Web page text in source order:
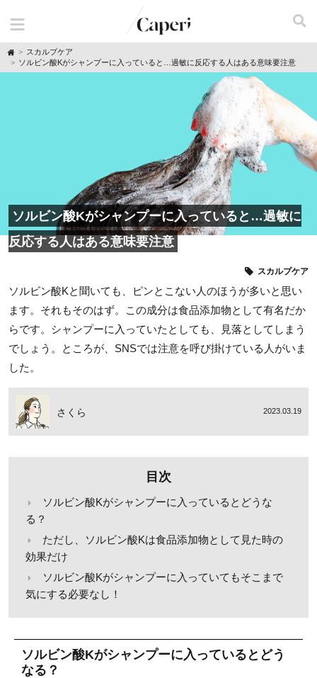
H
o
m
スカルプケア
ソルビン酸Kがシャンプーに入っていると…過敏に反応する人はある意味要注意
ソルビン酸Kがシャンプーに入っていると…過敏に
反応する人はある意味要注意
スカルプケア
ソルビン酸Kと聞いても、ピンとこない人のほうが多いと思い
ます。それもそのはず。この成分は食品添加物として有名だか
らです。シャンプーに入っていたとしても、見落としてしまう
でしょう。ところが、SNSでは注意を呼び掛けている人がいま
した。
さくら 2023.03.19
目次
ソルビン酸Kがシャンプーに入っているとどうな
る？
ただし、ソルビン酸Kは食品添加物として見た時の
効果だけ
ソルビン酸Kがシャンプーに入っていてもそこまで
気にする必要なし！
ソルビン酸Kがシャンプーに入っているとどう
なる？